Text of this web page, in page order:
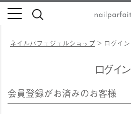
ネイルパフェジェルショップ ログイン
ログイン
会員登録がお済みのお客様